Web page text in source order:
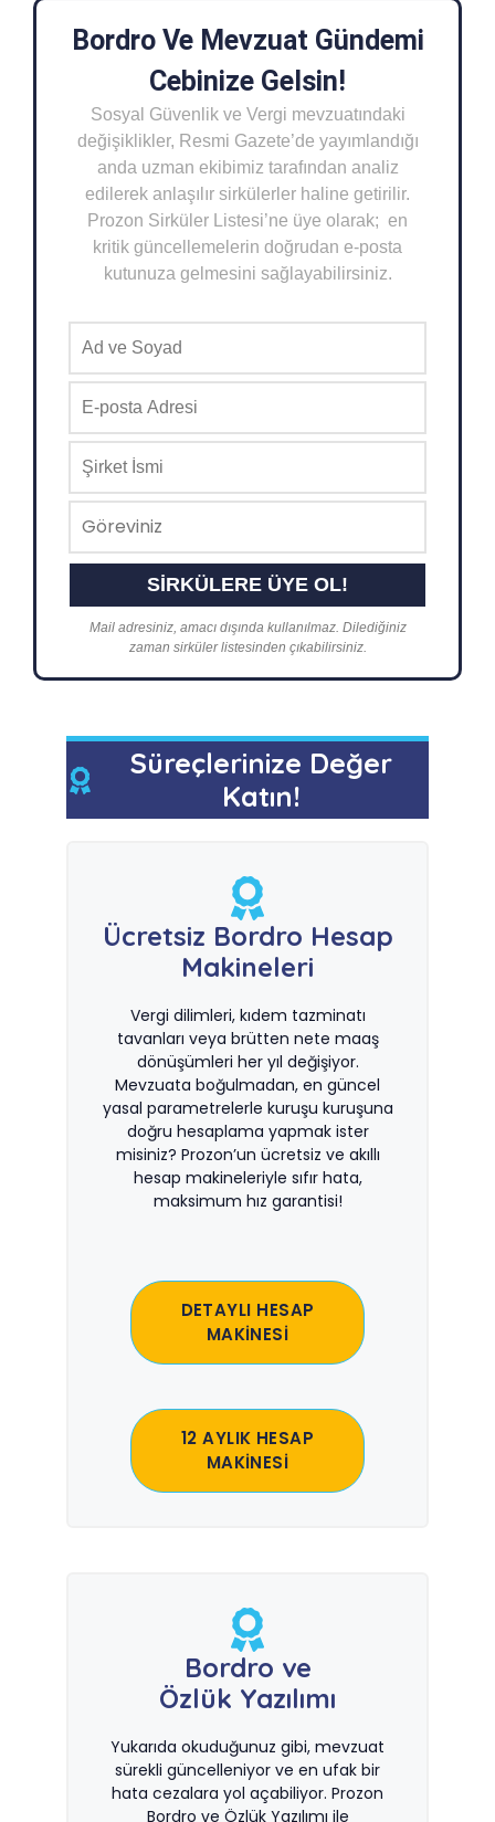
Bordro Ve Mevzuat Gündemi
Cebinize Gelsin!
Sosyal Güvenlik ve Vergi mevzuatındaki
değişiklikler, Resmi Gazete’de yayımlandığı
anda uzman ekibimiz tarafından analiz
edilerek anlaşılır sirkülerler haline getirilir.
Prozon Sirküler Listesi’ne üye olarak; en
kritik güncellemelerin doğrudan e-posta
kutunuza gelmesini sağlayabilirsiniz.
Mail adresiniz, amacı dışında kullanılmaz. Dilediğiniz
zaman sirküler listesinden çıkabilirsiniz.
Süreçlerinize Değer
Katın!
Ücretsiz Bordro Hesap
Makineleri
Vergi dilimleri, kıdem tazminatı
tavanları veya brütten nete maaş
dönüşümleri her yıl değişiyor.
Mevzuata boğulmadan, en güncel
yasal parametrelerle kuruşu kuruşuna
doğru hesaplama yapmak ister
misiniz? Prozon’un ücretsiz ve akıllı
hesap makineleriyle sıfır hata,
maksimum hız garantisi!
DETAYLI HESAP
MAKİNESİ
12 AYLIK HESAP
MAKİNESİ
Bordro ve
Özlük Yazılımı
Yukarıda okuduğunuz gibi, mevzuat
sürekli güncelleniyor ve en ufak bir
hata cezalara yol açabiliyor. Prozon
Bordro ve Özlük Yazılımı ile